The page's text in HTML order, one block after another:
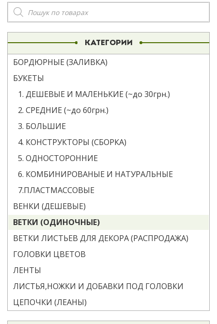
Поиск
товаров
КАТЕГОРИИ
БОРДЮРНЫЕ (ЗАЛИВКА)
БУКЕТЫ
1. ДЕШЕВЫЕ И МАЛЕНЬКИЕ (~до 30грн.)
2. СРЕДНИЕ (~до 60грн.)
3. БОЛЬШИЕ
4. КОНСТРУКТОРЫ (СБОРКА)
5. ОДНОСТОРОННИЕ
6. КОМБИНИРОВАНЫЕ И НАТУРАЛЬНЫЕ
7.ПЛАСТМАССОВЫЕ
ВЕНКИ (ДЕШЕВЫЕ)
ВЕТКИ (ОДИНОЧНЫЕ)
ВЕТКИ ЛИСТЬЕВ ДЛЯ ДЕКОРА (РАСПРОДАЖА)
ГОЛОВКИ ЦВЕТОВ
ЛЕНТЫ
ЛИСТЬЯ,НОЖКИ И ДОБАВКИ ПОД ГОЛОВКИ
ЦЕПОЧКИ (ЛЕАНЫ)